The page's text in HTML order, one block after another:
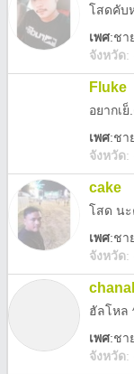
โสดคับ
เพศ:ชา
จังหวัด:
Fluke
อยากเ
เพศ:ชา
จังหวัด:
cake
โสด น
เพศ:ชา
จังหวัด:
ฮัลโหล
เพศ:ชา
จังหวัด: